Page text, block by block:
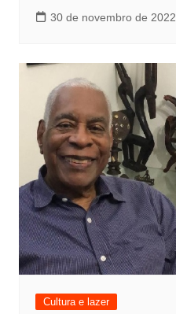
30 de novembro de 2022
Cultura e lazer